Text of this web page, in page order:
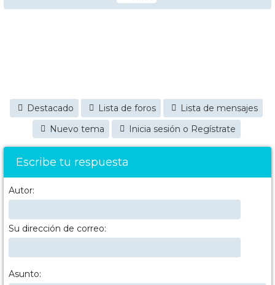
Destacado Lista de foros
Lista de mensajes
Nuevo tema
Inicia sesión o Regístrate
Escribe tu respuesta
Autor:
Su dirección de correo:
Asunto: